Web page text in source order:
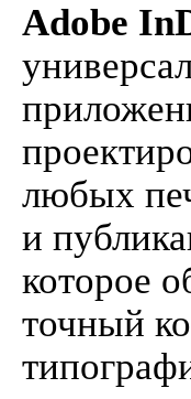
Adobe
любых
и
которое
точный